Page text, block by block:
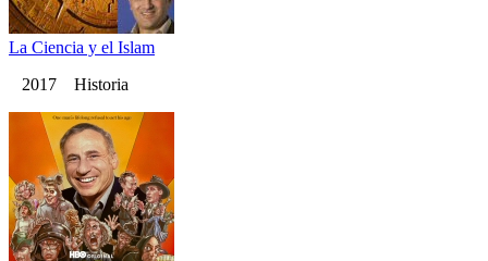
La Ciencia y el Islam
2017 Historia